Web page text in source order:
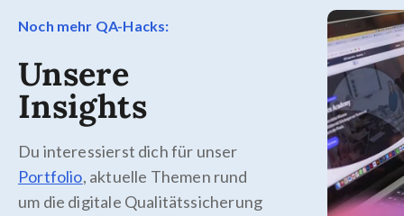
Noch mehr QA-Hacks:
Unsere
Insights
Du interessierst dich für unser
Portfolio, aktuelle Themen rund
um die digitale Qualitätssicherung